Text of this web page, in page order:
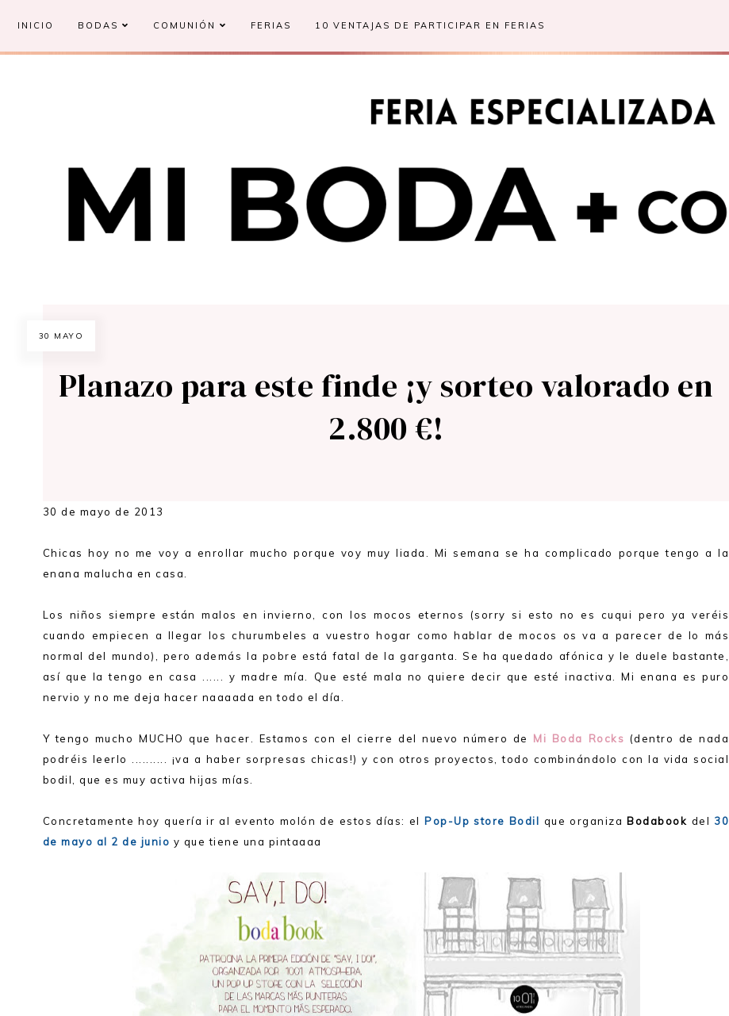
INICIO BODAS COMUNIÓN FERIAS 10 VENTAJAS DE PARTICIPAR EN FERIAS
30 MAYO
Planazo para este finde ¡y sorteo valorado en
2.800 €!
30 de mayo de 2013
Chicas hoy no me voy a enrollar mucho porque voy muy liada. Mi semana se ha complicado porque tengo a la
enana malucha en casa.
Los niños siempre están malos en invierno, con los mocos eternos (sorry si esto no es cuqui pero ya veréis
cuando empiecen a llegar los churumbeles a vuestro hogar como hablar de mocos os va a parecer de lo más
normal del mundo), pero además la pobre está fatal de la garganta. Se ha quedado afónica y le duele bastante,
así que la tengo en casa ...... y madre mía. Que esté mala no quiere decir que esté inactiva. Mi enana es puro
nervio y no me deja hacer naaaada en todo el día.
Y tengo mucho MUCHO que hacer. Estamos con el cierre del nuevo número de Mi Boda Rocks (dentro de nada
podréis leerlo .......... ¡va a haber sorpresas chicas!) y con otros proyectos, todo combinándolo con la vida social
bodil, que es muy activa hijas mías.
Concretamente hoy quería ir al evento molón de estos días: el Pop-Up store Bodil que organiza Bodabook del 30
de mayo al 2 de junio y que tiene una pintaaaa